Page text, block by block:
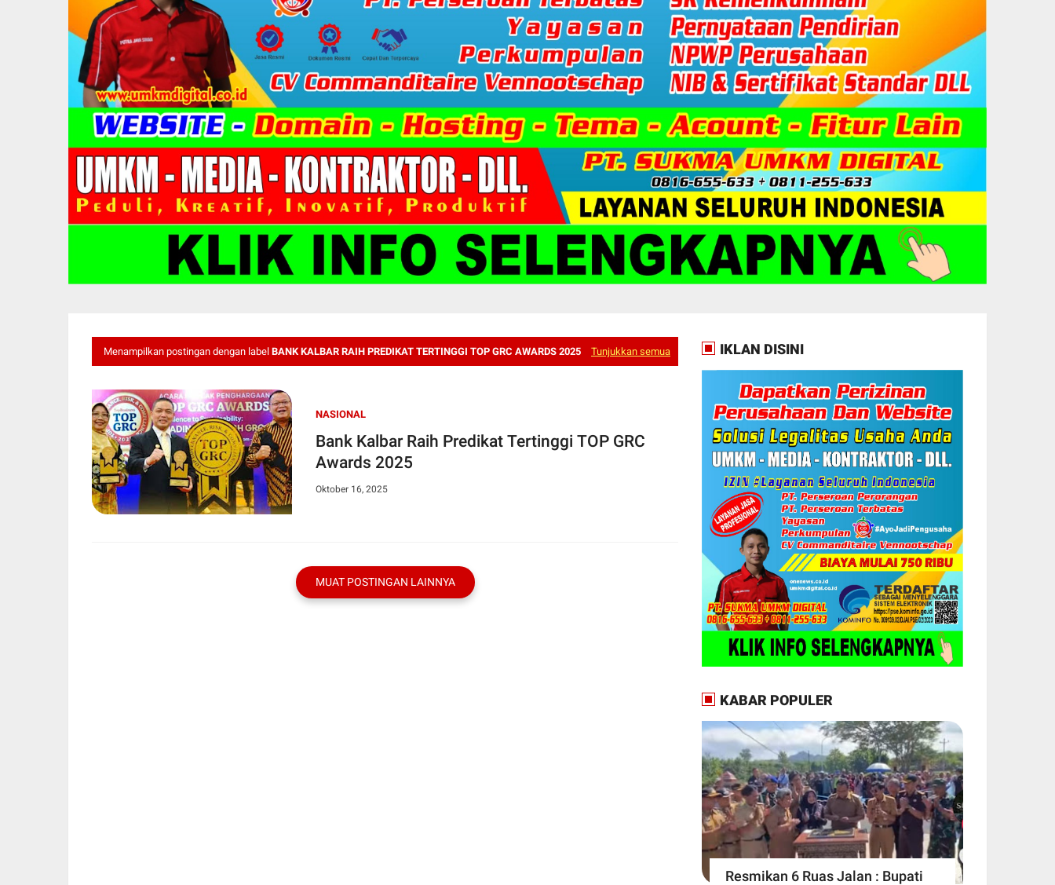
Menampilkan postingan dengan label BANK KALBAR RAIH PREDIKAT TERTINGGI TOP GRC AWARDS 2025 Tunjukkan semua
NASIONAL
Bank Kalbar Raih Predikat Tertinggi TOP GRC
Awards 2025
Oktober 16, 2025
MUAT POSTINGAN LAINNYA
IKLAN DISINI
KABAR POPULER
Resmikan 6 Ruas Jalan : Bupati